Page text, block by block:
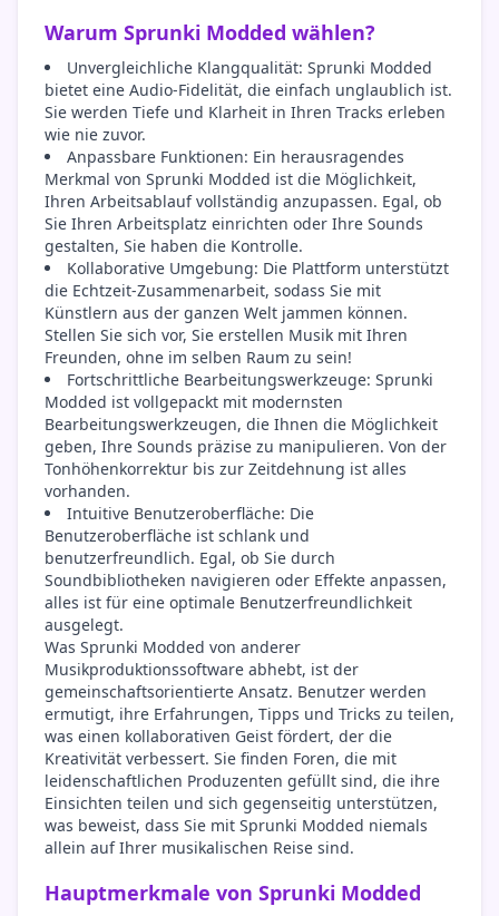
Warum Sprunki Modded wählen?
Unvergleichliche Klangqualität: Sprunki Modded
bietet eine Audio-Fidelität, die einfach unglaublich ist.
Sie werden Tiefe und Klarheit in Ihren Tracks erleben
wie nie zuvor.
Anpassbare Funktionen: Ein herausragendes
Merkmal von Sprunki Modded ist die Möglichkeit,
Ihren Arbeitsablauf vollständig anzupassen. Egal, ob
Sie Ihren Arbeitsplatz einrichten oder Ihre Sounds
gestalten, Sie haben die Kontrolle.
Kollaborative Umgebung: Die Plattform unterstützt
die Echtzeit-Zusammenarbeit, sodass Sie mit
Künstlern aus der ganzen Welt jammen können.
Stellen Sie sich vor, Sie erstellen Musik mit Ihren
Freunden, ohne im selben Raum zu sein!
Fortschrittliche Bearbeitungswerkzeuge: Sprunki
Modded ist vollgepackt mit modernsten
Bearbeitungswerkzeugen, die Ihnen die Möglichkeit
geben, Ihre Sounds präzise zu manipulieren. Von der
Tonhöhenkorrektur bis zur Zeitdehnung ist alles
vorhanden.
Intuitive Benutzeroberfläche: Die
Benutzeroberfläche ist schlank und
benutzerfreundlich. Egal, ob Sie durch
Soundbibliotheken navigieren oder Effekte anpassen,
alles ist für eine optimale Benutzerfreundlichkeit
ausgelegt.
Was Sprunki Modded von anderer
Musikproduktionssoftware abhebt, ist der
gemeinschaftsorientierte Ansatz. Benutzer werden
ermutigt, ihre Erfahrungen, Tipps und Tricks zu teilen,
was einen kollaborativen Geist fördert, der die
Kreativität verbessert. Sie finden Foren, die mit
leidenschaftlichen Produzenten gefüllt sind, die ihre
Einsichten teilen und sich gegenseitig unterstützen,
was beweist, dass Sie mit Sprunki Modded niemals
allein auf Ihrer musikalischen Reise sind.
Hauptmerkmale von Sprunki Modded